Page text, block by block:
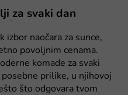
za svaki dan
izbor naočara za sunce,
povoljnim cenama.
komade za svaki
prilike, u njihovoj
što odgovara tvom